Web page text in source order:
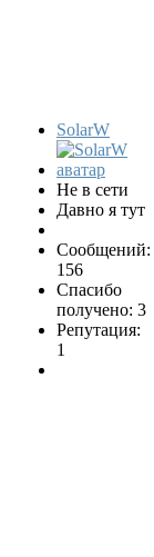
SolarW
Не в сети
Давно я тут
Сообщений:
156
Спасибо
получено: 3
Репутация:
1